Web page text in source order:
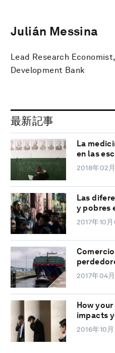
Julián Messina
Lead Research
Development Bank
最新記事
La
en las
2018年02
Las
y pobres
2017年10
2017年04
How
impacts
2016年10